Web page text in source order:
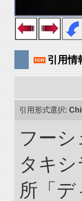
引用情
引用形式選択:
フー
タキ
所「